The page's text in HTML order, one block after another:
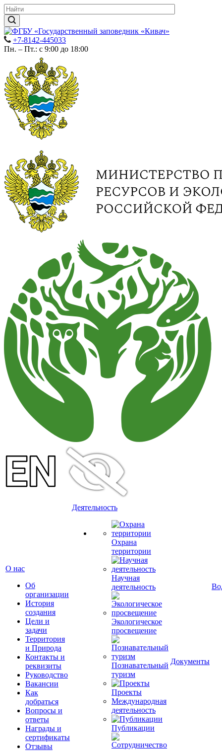
+7-8142-445033
Пн. – Пт.: с 9:00 до 18:00
О нас
Об
организации
История
создания
Цели и
задачи
Территория
и Природа
Контакты и
реквизиты
Руководство
Вакансии
Как
добраться
Вопросы и
ответы
Награды и
сертификаты
Отзывы
Деятельность
Охрана
территории
Научная
деятельность
Экологическое
просвещение
Познавательный
туризм
Проекты
Международная
деятельность
Публикации
Документы